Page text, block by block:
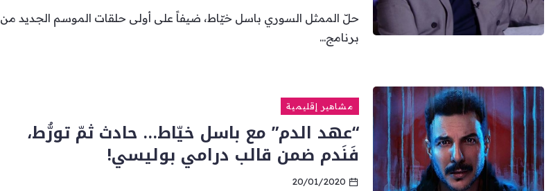
حلّ الممثل السوري باسل خيّاط، ضيفاً على أولى حلقات الموسم الجديد من
برنامج...
مشاهير إقليمية
“عهد الدم” مع باسل خيّاط… حادث ثمّ تورُّط،
فَنَدم ضمن قالب درامي بوليسي!
20/01/2020